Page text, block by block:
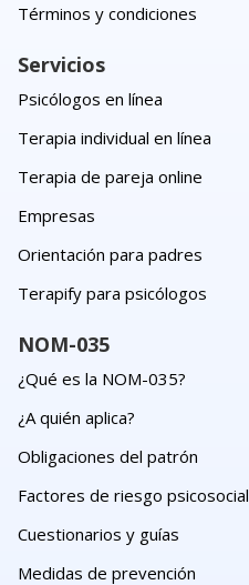
Términos y condiciones
Servicios
Psicólogos en línea
Terapia individual en línea
Terapia de pareja online
Empresas
Orientación para padres
Terapify para psicólogos
NOM-035
¿Qué es la NOM-035?
¿A quién aplica?
Obligaciones del patrón
Factores de riesgo psicosocial
Cuestionarios y guías
Medidas de prevención